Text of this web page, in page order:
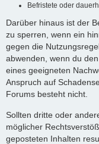
Befristete oder
Darüber hinaus ist der
zu sperren, wenn ein
gegen die
abwenden, wenn du
eines geeigneten
Anspruch auf
Forums besteht nicht.
Sollten dritte oder
möglicher
geposteten Inhalten